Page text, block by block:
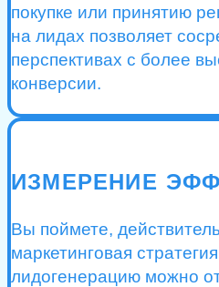
покупке или принятию
на лидах позволяет
перспективах с более
конверсии.
ИЗМЕРЕНИЕ
Вы поймете,
маркетинговая
лидогенерацию можно